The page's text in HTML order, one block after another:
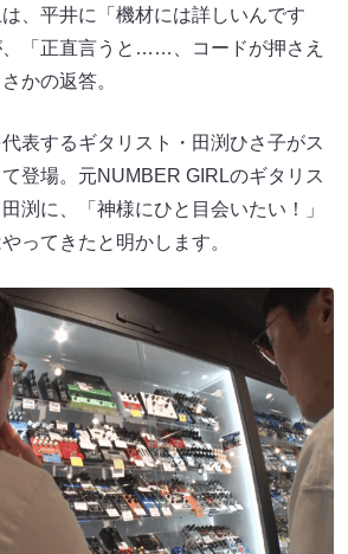
、平井に「機材には詳しいんです
「正直言うと……、コードが押さえ
かの返答。
表するギタリスト・田渕ひさ子がス
登場。元NUMBER GIRLのギタリス
渕に、「神様にひと目会いたい！」
ってきたと明かします。